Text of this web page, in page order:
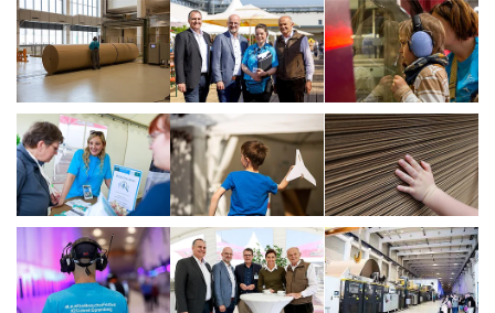
Show larger versionShow larger versionShow larger
Show larger versionShow larger versionShow larger
Show larger versionShow larger versionShow larger